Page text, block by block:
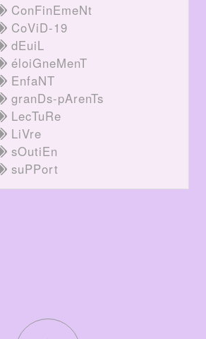
ConFinEmeNt
CoViD-19
dEuiL
éloiGneMenT
EnfaNT
granDs-pArenTs
LecTuRe
LiVre
sOutiEn
suPPort